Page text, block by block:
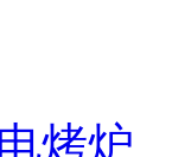
烤炉